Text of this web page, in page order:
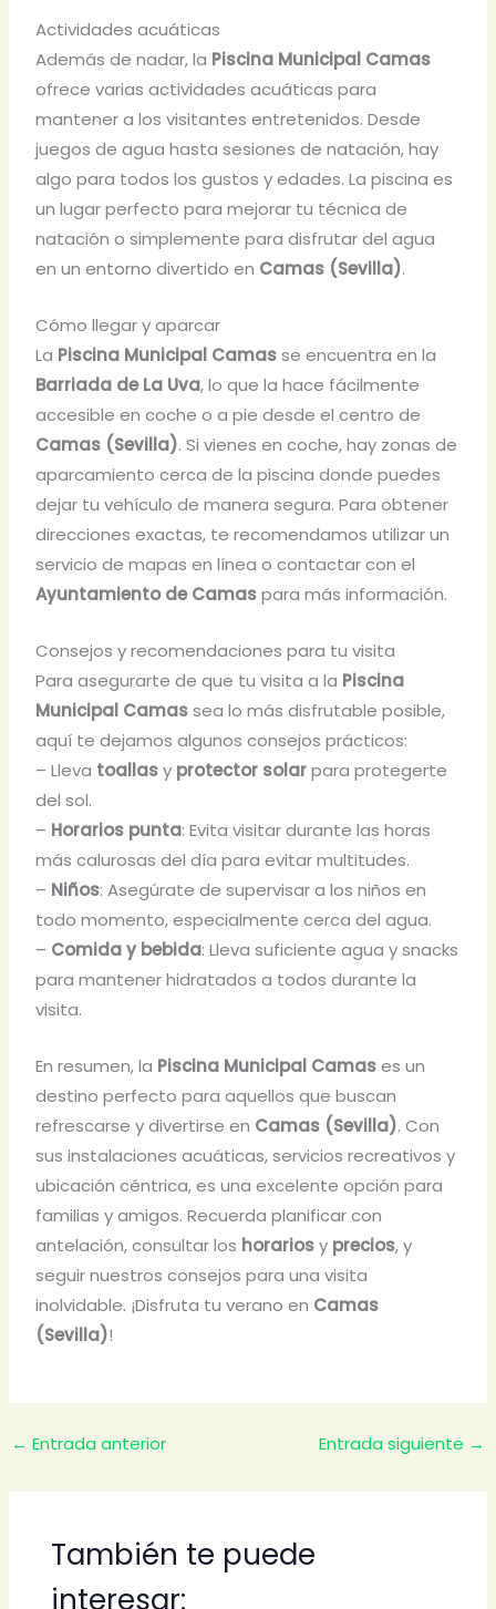
Actividades acuáticas
Además de nadar, la Piscina Municipal Camas
ofrece varias actividades acuáticas para
mantener a los visitantes entretenidos. Desde
juegos de agua hasta sesiones de natación, hay
algo para todos los gustos y edades. La piscina es
un lugar perfecto para mejorar tu técnica de
natación o simplemente para disfrutar del agua
en un entorno divertido en Camas (Sevilla).
Cómo llegar y aparcar
La Piscina Municipal Camasse encuentra en la
Barriada de La Uva, lo que la hace fácilmente
accesible en coche o a pie desde el centro de
Camas (Sevilla). Si vienes en coche, hay zonas de
aparcamiento cerca de la piscina donde puedes
dejar tu vehículo de manera segura. Para obtener
direcciones exactas, te recomendamos utilizar un
servicio de mapas en línea o contactar con el
Ayuntamiento de Camaspara más información.
Consejos y recomendaciones para tu visita
Para asegurarte de que tu visita a la Piscina
Municipal Camassea lo más disfrutable posible,
aquí te dejamos algunos consejos prácticos:
– Lleva toallasy protector solarpara protegerte
del sol.
– Horarios punta: Evita visitar durante las horas
más calurosas del día para evitar multitudes.
– Niños: Asegúrate de supervisar a los niños en
todo momento, especialmente cerca del agua.
– Comida y bebida: Lleva suficiente agua y snacks
para mantener hidratados a todos durante la
visita.
En resumen, la Piscina Municipal Camases un
destino perfecto para aquellos que buscan
refrescarse y divertirse en Camas (Sevilla). Con
sus instalaciones acuáticas, servicios recreativos y
ubicación céntrica, es una excelente opción para
familias y amigos. Recuerda planificar con
antelación, consultar los horariosy precios, y
seguir nuestros consejos para una visita
inolvidable. ¡Disfruta tu verano en Camas
(Sevilla)!
← Entrada anterior Entrada siguiente →
También te puede
interesar: